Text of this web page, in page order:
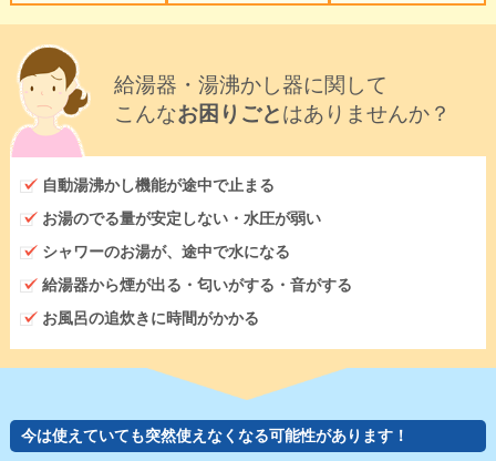
給湯器・湯沸かし器に関して
こんなお困りごとはありませんか？
自動湯沸かし機能が途中で止まる
お湯のでる量が安定しない・水圧が弱い
シャワーのお湯が、途中で水になる
給湯器から煙が出る・匂いがする・音がする
お風呂の追炊きに時間がかかる
今は使えていても突然使えなくなる可能性があります！